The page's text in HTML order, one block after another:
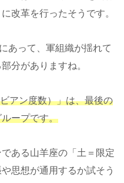
改革を行ったそうです。
あって、軍組織が揺れて
分がありますね。
アン度数）」は、最後の
ープです。
ある山羊座の「土＝限定
思想が通用するか試そう